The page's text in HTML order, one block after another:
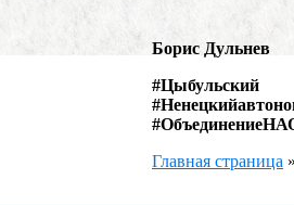
Борис Дульнев
Главная страница